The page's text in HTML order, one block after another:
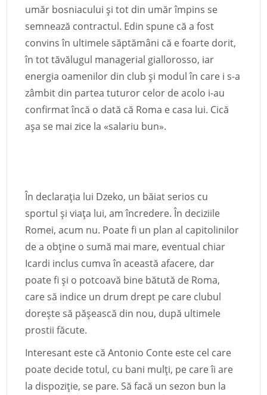
umăr bosniacului și tot din umăr împins se
semnează contractul. Edin spune că a fost
convins în ultimele săptămâni că e foarte dorit,
în tot tăvălugul managerial giallorosso, iar
energia oamenilor din club și modul în care i s-a
zâmbit din partea tuturor celor de acolo i-au
confirmat încă o dată că Roma e casa lui. Cică
așa se mai zice la «salariu bun».
În declarația lui Dzeko, un băiat serios cu
sportul și viața lui, am încredere. În deciziile
Romei, acum nu. Poate fi un plan al capitolinilor
de a obține o sumă mai mare, eventual chiar
Icardi inclus cumva în această afacere, dar
poate fi și o potcoavă bine bătută de Roma,
care să indice un drum drept pe care clubul
dorește să pășească din nou, după ultimele
prostii făcute.
Interesant este că Antonio Conte este cel care
poate decide totul, cu bani mulți, pe care îi are
la dispoziție, se pare. Să facă un sezon bun la